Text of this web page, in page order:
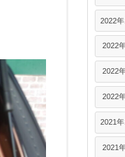
2022年
2022
2022
2022
2021年
2021